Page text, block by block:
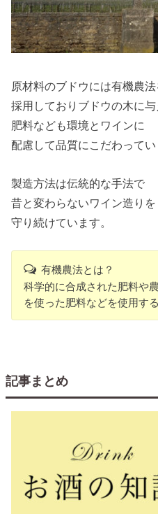
原材料のブドウには有機農法
採用しておりブドウの木に与
肥料なども環境とワインに
配慮して品質にこだわってい
製造方法は伝統的な手法で
昔と変わらないワイン造りを
守り続けています。
有機農法とは？
科学的に合成された肥料や
を使った肥料などを使用す
記事まとめ